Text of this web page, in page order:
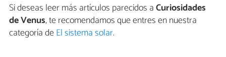
Si deseas leer más artículos parecidos aCuriosidades
de Venus, te recomendamos que entres en nuestra
categoría deEl sistema solar.